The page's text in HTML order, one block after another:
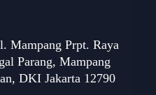
Mampang Prpt. Raya
Parang, Mampang
DKI Jakarta 12790